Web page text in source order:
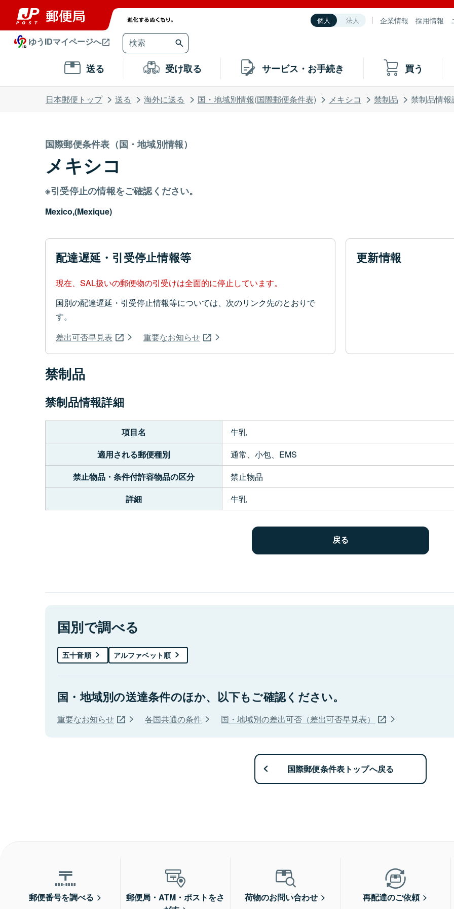
個人 法人 企業情報 採用情報
ゆうIDマイページへ
送る 受け取る サービス・お手続き 買う
日本郵便トップ 送る 海外に送る 国・地域別情報(国際郵便条件表) メキシコ 禁制品 禁制品情報
国際郵便条件表（国・地域別情報）
メキシコ
※引受停止の情報をご確認ください。
Mexico,(Mexique)
配達遅延・引受停止情報等
現在、SAL扱いの郵便物の引受けは全面的に停止しています。
国別の配達遅延・引受停止情報等については、次のリンク先のとおりで
す。
差出可否早見表
重要なお知らせ
更新情報
禁制品
禁制品情報詳細
項目名
牛乳
適用される郵便種別
通常、小包、EMS
禁止物品・条件付許容物品の区分
禁止物品
詳細
牛乳
国別で調べる
五十音順 アルファベット順
国・地域別の送達条件のほか、以下もご確認ください。
重要なお知らせ 各国共通の条件 国・地域別の差出可否（差出可否早見表）
国際郵便条件表トップへ戻る
郵便番号を調べる
郵便局・ATM・ポストをさ
荷物のお問い合わせ 再配達のご依頼